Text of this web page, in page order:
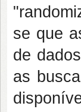
se que
de
as